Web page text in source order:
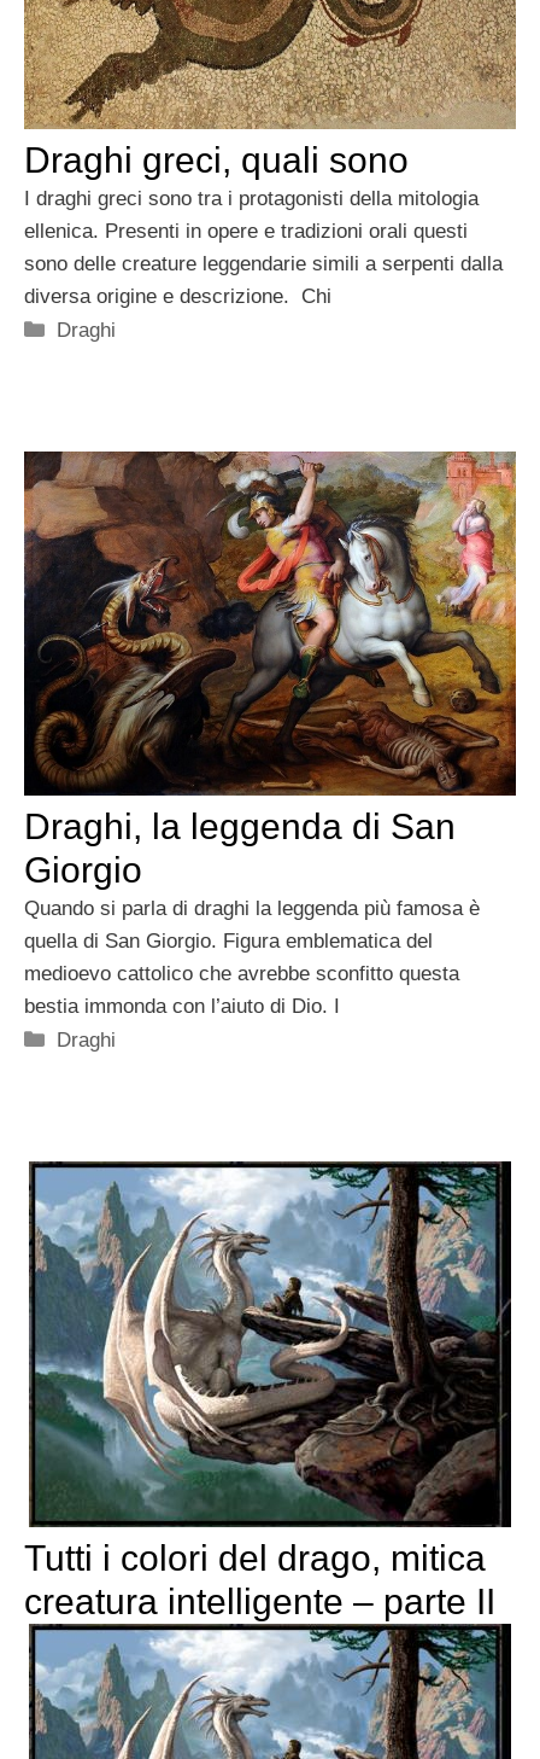
Draghi greci, quali sono
I draghi greci sono tra i protagonisti della mitologia
ellenica. Presenti in opere e tradizioni orali questi
sono delle creature leggendarie simili a serpenti dalla
diversa origine e descrizione. Chi
Categorie
Draghi
Draghi, la leggenda di San
Giorgio
Quando si parla di draghi la leggenda più famosa è
quella di San Giorgio. Figura emblematica del
medioevo cattolico che avrebbe sconfitto questa
bestia immonda con l’aiuto di Dio. I
Categorie
Draghi
Tutti i colori del drago, mitica
creatura intelligente – parte II